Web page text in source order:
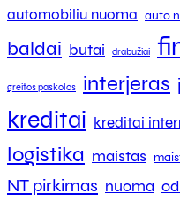
automobiliu nuoma auto
baldai butai drabužiai
greitos paskolos interjeras
kreditai kreditai
logistika maistas
NT pirkimas nuoma